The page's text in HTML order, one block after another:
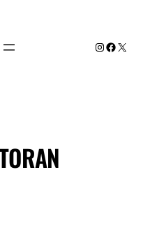
Instagram
X